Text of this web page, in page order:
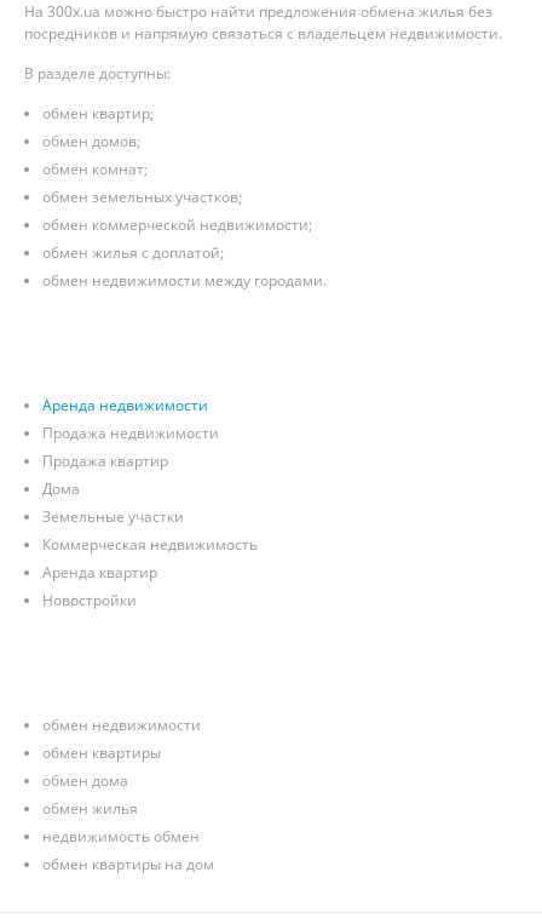
На 300x.ua можно быстро найти предложения обмена жилья без
посредников и напрямую связаться с владельцем недвижимости.
В разделе доступны:
обмен квартир;
обмен домов;
обмен комнат;
обмен земельных участков;
обмен коммерческой недвижимости;
обмен жилья с доплатой;
обмен недвижимости между городами.
Аренда недвижимости
Продажа недвижимости
Продажа квартир
Дома
Земельные участки
Коммерческая недвижимость
Аренда квартир
Новостройки
обмен недвижимости
обмен квартиры
обмен дома
обмен жилья
недвижимость обмен
обмен квартиры на дом